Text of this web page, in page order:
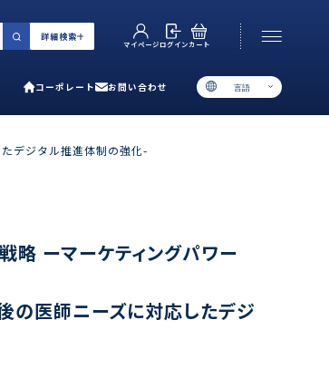
詳細検索
マイページログインカート
コーポレート お問い合わせ 言語
06-6538-5358
デジタル推進体制の強化-
ーマーケティングパワー
の医師ニーズに対応したデジ